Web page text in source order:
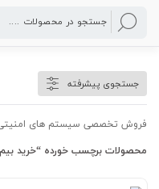
خرید بیم خطی لیزری
جستجوی پیشرفته
فروش تخصصی سیستم های
محصولات برچسب خورده “خرید